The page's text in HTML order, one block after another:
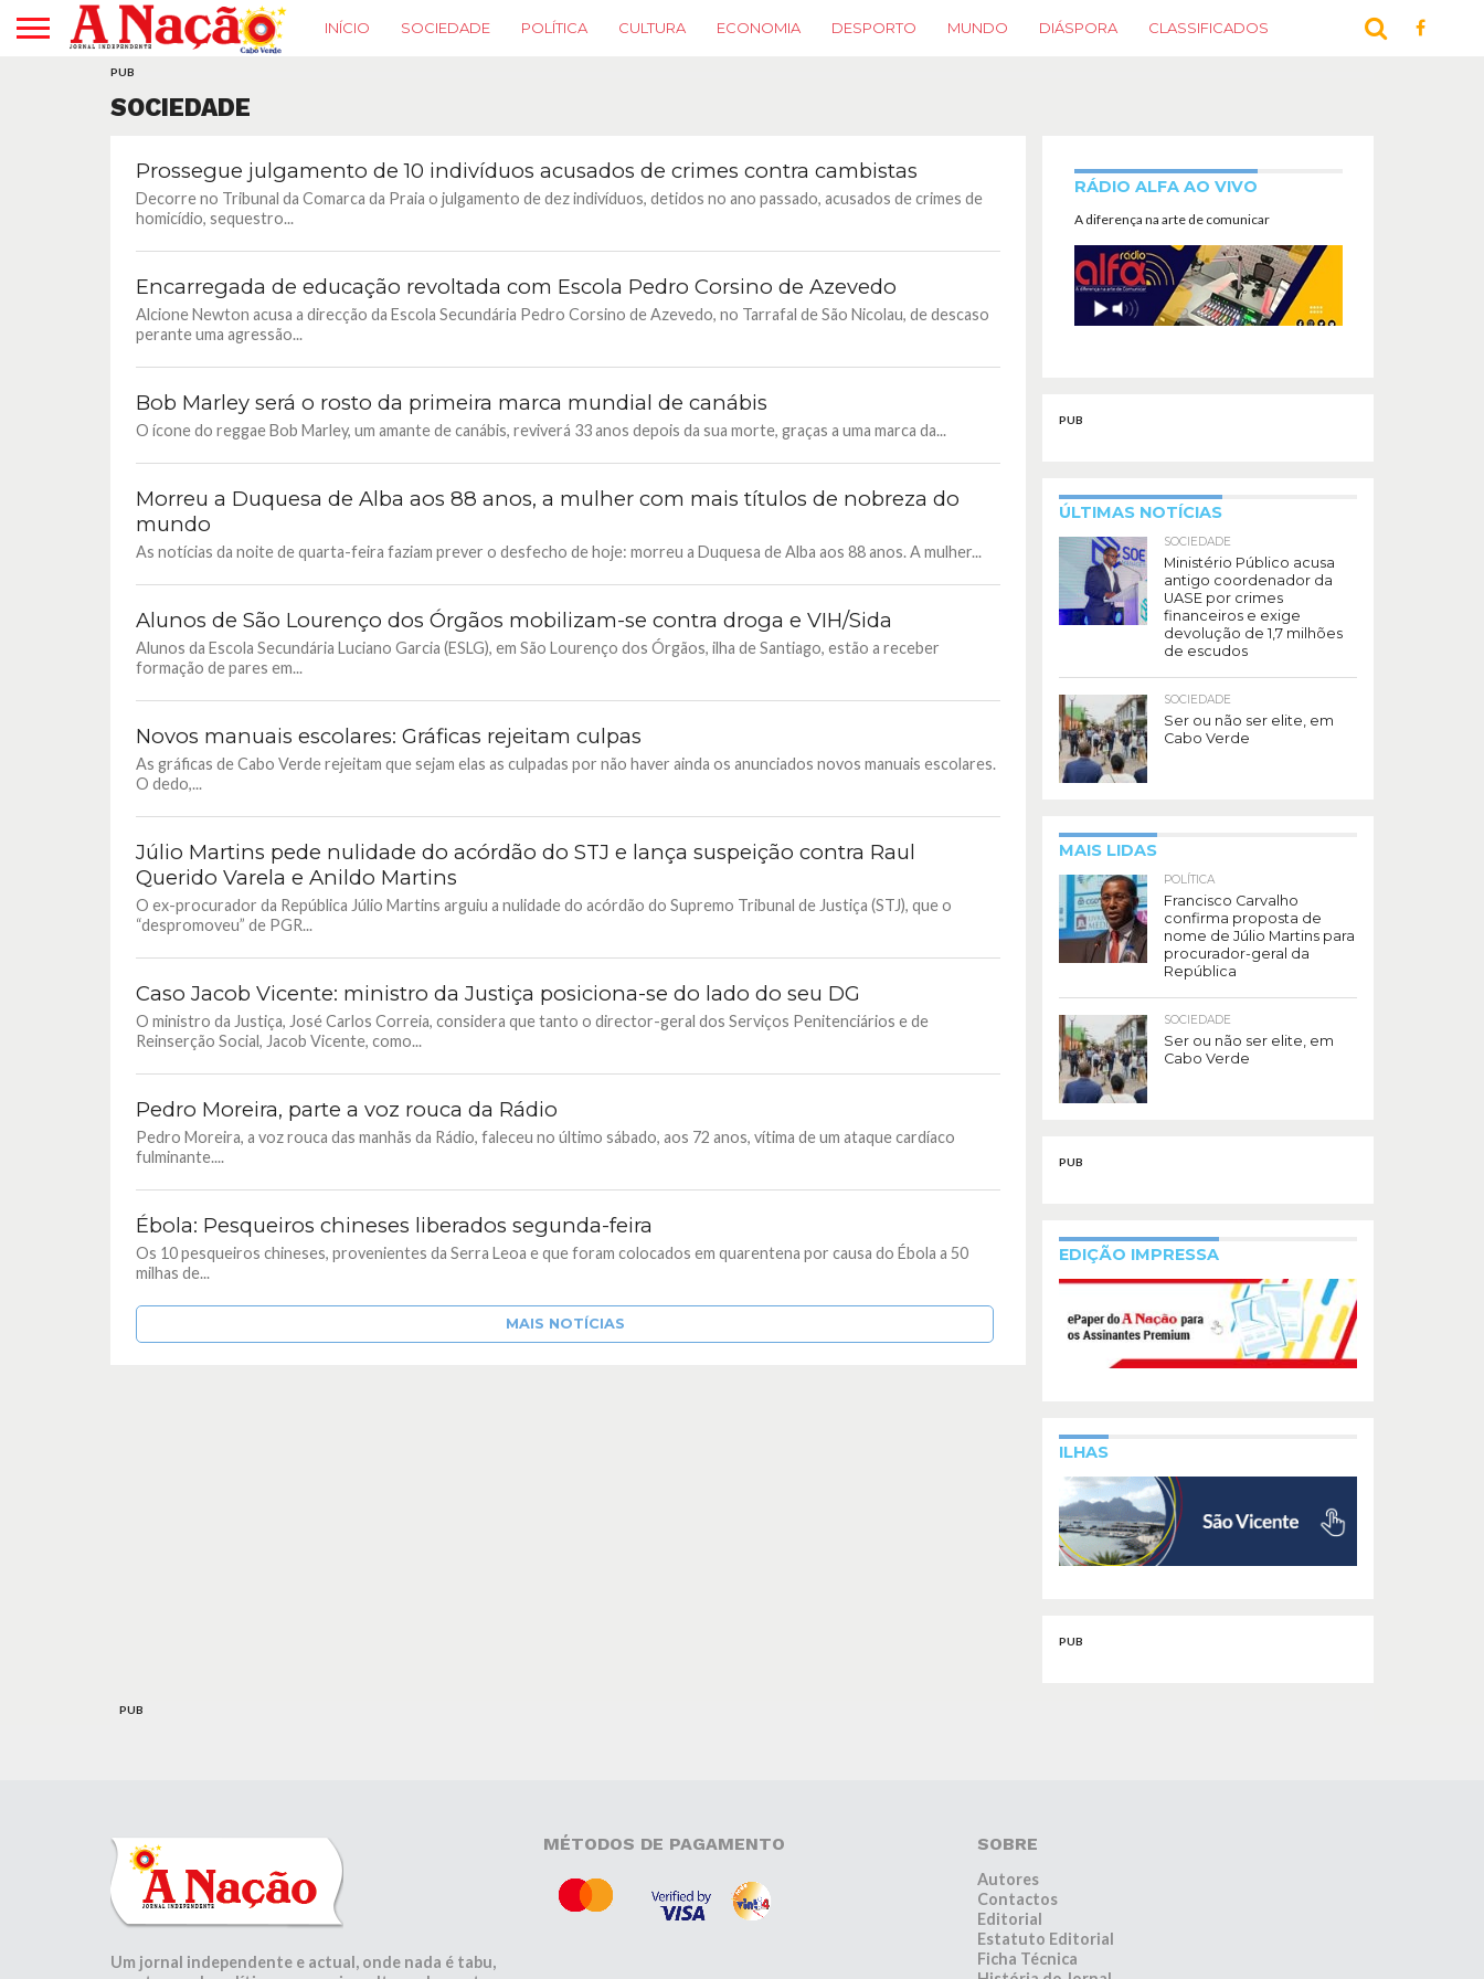
INÍCIO SOCIEDADE POLÍTICA CULTURA ECONOMIA DESPORTO MUNDO DIÁSPORA CLASSIFICADOS
PUB
SOCIEDADE
Prossegue julgamento de 10 indivíduos acusados de crimes contra cambistas
Decorre no Tribunal da Comarca da Praia o julgamento de dez indivíduos, detidos no ano passado, acusados de crimes de
homicídio, sequestro...
Encarregada de educação revoltada com Escola Pedro Corsino de Azevedo
Alcione Newton acusa a direcção da Escola Secundária Pedro Corsino de Azevedo, no Tarrafal de São Nicolau, de descaso
perante uma agressão...
Bob Marley será o rosto da primeira marca mundial de canábis
O ícone do reggae Bob Marley, um amante de canábis, reviverá 33 anos depois da sua morte, graças a uma marca da...
Morreu a Duquesa de Alba aos 88 anos, a mulher com mais títulos de nobreza do
mundo
As notícias da noite de quarta-feira faziam prever o desfecho de hoje: morreu a Duquesa de Alba aos 88 anos. A mulher...
Alunos de São Lourenço dos Órgãos mobilizam-se contra droga e VIH/Sida
Alunos da Escola Secundária Luciano Garcia (ESLG), em São Lourenço dos Órgãos, ilha de Santiago, estão a receber
formação de pares em...
Novos manuais escolares: Gráficas rejeitam culpas
As gráficas de Cabo Verde rejeitam que sejam elas as culpadas por não haver ainda os anunciados novos manuais escolares.
O dedo,...
Júlio Martins pede nulidade do acórdão do STJ e lança suspeição contra Raul
Querido Varela e Anildo Martins
O ex-procurador da República Júlio Martins arguiu a nulidade do acórdão do Supremo Tribunal de Justiça (STJ), que o
“despromoveu” de PGR...
Caso Jacob Vicente: ministro da Justiça posiciona-se do lado do seu DG
O ministro da Justiça, José Carlos Correia, considera que tanto o director-geral dos Serviços Penitenciários e de
Reinserção Social, Jacob Vicente, como...
Pedro Moreira, parte a voz rouca da Rádio
Pedro Moreira, a voz rouca das manhãs da Rádio, faleceu no último sábado, aos 72 anos, vítima de um ataque cardíaco
fulminante....
Ébola: Pesqueiros chineses liberados segunda-feira
Os 10 pesqueiros chineses, provenientes da Serra Leoa e que foram colocados em quarentena por causa do Ébola a 50
milhas de...
MAIS NOTÍCIAS
RÁDIO ALFA AO VIVO
A diferença na arte de comunicar
PUB
ÚLTIMAS NOTÍCIAS
SOCIEDADE
Ministério Público acusa
antigo coordenador da
UASE por crimes
financeiros e exige
devolução de 1,7 milhões
de escudos
SOCIEDADE
Ser ou não ser elite, em
Cabo Verde
MAIS LIDAS
POLÍTICA
Francisco Carvalho
confirma proposta de
nome de Júlio Martins para
procurador-geral da
República
SOCIEDADE
Ser ou não ser elite, em
Cabo Verde
PUB
EDIÇÃO IMPRESSA
ILHAS
PUB
PUB
Um jornal independente e actual, onde nada é tabu,
MÉTODOS DE PAGAMENTO SOBRE
Autores
Contactos
Editorial
Estatuto Editorial
Ficha Técnica